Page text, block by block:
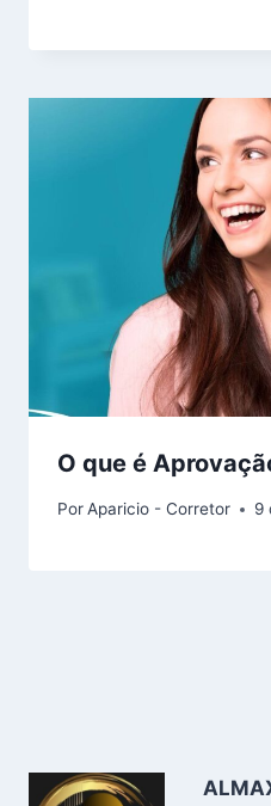
O que é
PorAparicio - Corretor 9